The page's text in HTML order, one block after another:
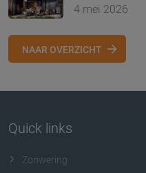
4 mei 2026
NAAR OVERZICHT
Quick links
Zonwering